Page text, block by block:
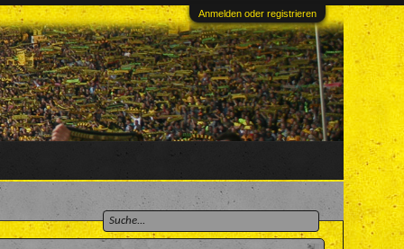
Anmelden oder registrieren